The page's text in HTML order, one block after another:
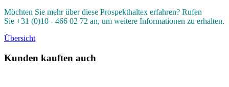
Möchten Sie mehr über diese Prospekthaltex erfahren? Rufen
Sie +31 (0)10 - 466 02 72 an, um weitere Informationen zu erhalten.
Übersicht
Kunden kauften auch